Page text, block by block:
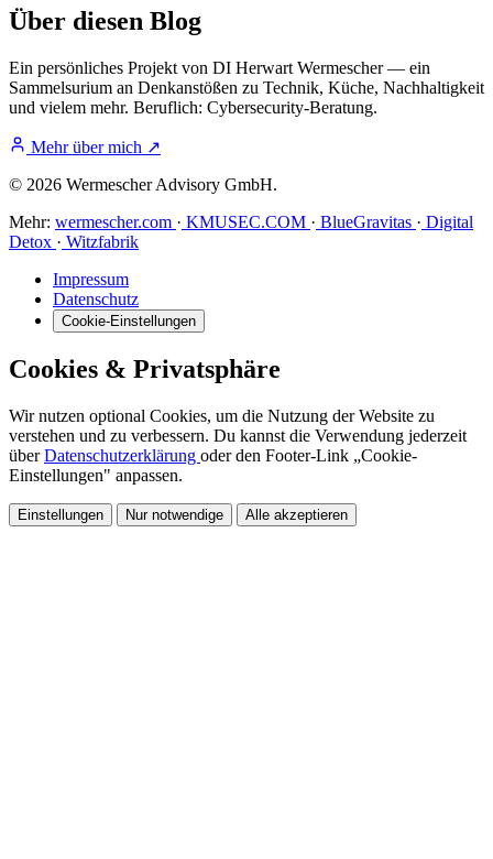
Über diesen Blog
Ein persönliches Projekt von DI Herwart Wermescher — ein
Sammelsurium an Denkanstößen zu Technik, Küche, Nachhaltigkeit
und vielem mehr. Beruflich: Cybersecurity-Beratung.
Mehr über mich ↗
© 2026 Wermescher Advisory GmbH.
Mehr: wermescher.com · KMUSEC.COM · BlueGravitas · Digital
Detox · Witzfabrik
Impressum
Datenschutz
Cookie-Einstellungen
Cookies & Privatsphäre
Wir nutzen optional Cookies, um die Nutzung der Website zu
verstehen und zu verbessern. Du kannst die Verwendung jederzeit
überDatenschutzerklärung oder den Footer-Link „Cookie-
Einstellungen" anpassen.
Einstellungen Nur notwendige Alle akzeptieren